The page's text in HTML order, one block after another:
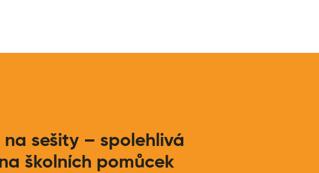
na sešity – spolehlivá
školních pomůcek